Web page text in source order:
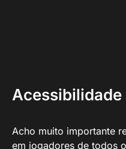
Acessibilidade
Acho muito importante
em jogadores de todos